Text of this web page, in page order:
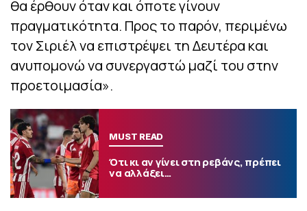
θα έρθουν όταν και όποτε γίνουν
πραγματικότητα. Προς το παρόν, περιμένω
τον Σιριέλ να επιστρέψει τη Δευτέρα και
ανυπομονώ να συνεργαστώ μαζί του στην
προετοιμασία».
MUST READ
Ότι κι αν γίνει στη ρεβάνς, πρέπει
να αλλάξει…